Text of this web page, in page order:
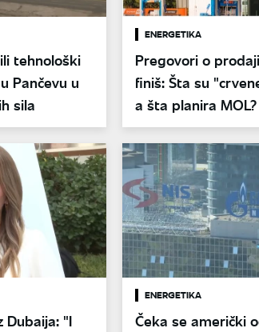
tehnološki
Pančevu u
sila
ENERGETIKA
Pregovori o
finiš: Šta su
a šta planira MOL?
Dubaija: "I
ENERGETIKA
Čeka se američki